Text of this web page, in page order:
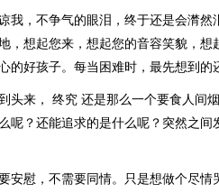
我，不争气的眼泪，终于还是会潸然
，想起您来，想起您的音容笑貌，想
好孩子。每当困难时，最先想到的
头来， 终究 还是那么一个要食人间
呢？还能追求的是什么呢？突然之间
安慰，不需要同情。只是想做个尽情